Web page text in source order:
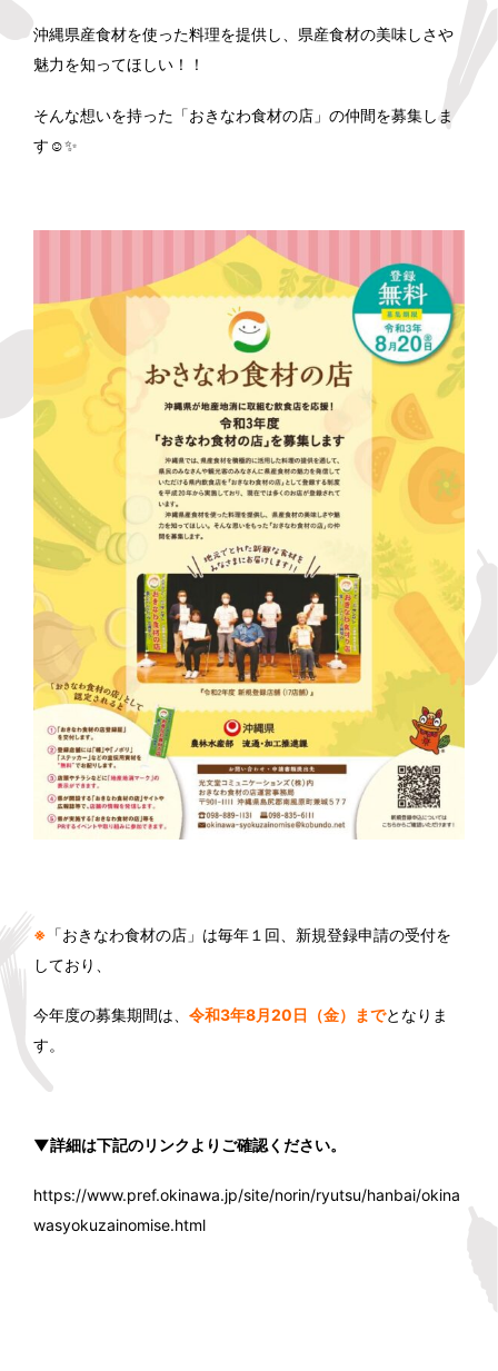
沖縄県産食材を使った料理を提供し、県産食材の美味しさや
魅力を知ってほしい！！
そんな想いを持った「おきなわ食材の店」の仲間を募集しま
す☺✨
※ 「おきなわ食材の店」は毎年１回、新規登録申請の受付を
しており、
今年度の募集期間は、 令和3年8月20日（金）までとなりま
す。
▼詳細は下記のリンクよりご確認ください。
https://www.pref.okinawa.jp/site/norin/ryutsu/hanbai/okina
wasyokuzainomise.html